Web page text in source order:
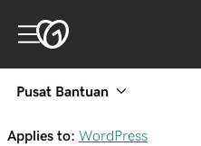
Pusat Bantuan
Applies to: WordPress